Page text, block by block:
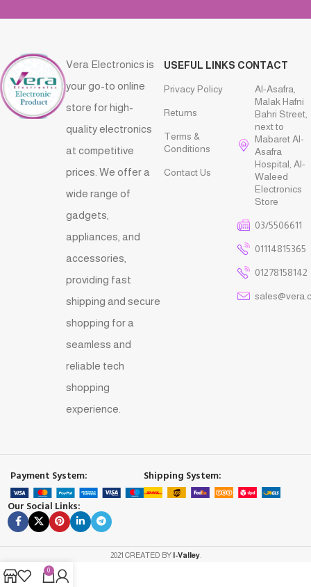
Vera Electronics is
your go-to online
store for high-
quality electronics
at competitive
prices. We offer a
wide range of
gadgets,
appliances, and
accessories,
providing fast
shipping and secure
shopping for a
seamless and
reliable tech
shopping
experience.
USEFUL LINKS
Privacy Policy
Returns
Terms &
Conditions
Contact Us
CONTACT
Al-Asafra,
Malak Hafni
Bahri Street,
next to
Mabaret Al-
Asafra
Hospital, Al-
Waleed
Electronics
Store
03/5506611
01114815365
01278158142
Payment System:
Shipping System:
Our Social Links:
2021 CREATED BY I-Valley.
0